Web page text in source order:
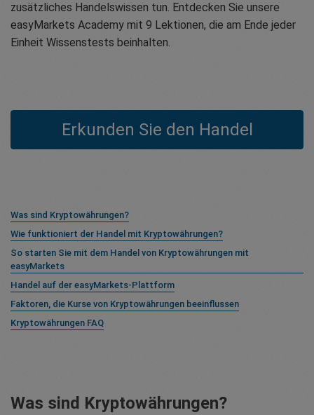
zusätzliches Handelswissen tun. Entdecken Sie unsere
easyMarkets Academy mit 9 Lektionen, die am Ende jeder
Einheit Wissenstests beinhalten.
Erkunden Sie den Handel
Was sind Kryptowährungen?
Wie funktioniert der Handel mit Kryptowährungen?
So starten Sie mit dem Handel von Kryptowährungen mit
easyMarkets
Handel auf der easyMarkets-Plattform
Faktoren, die Kurse von Kryptowährungen beeinflussen
Kryptowährungen FAQ
Was sind Kryptowährungen?